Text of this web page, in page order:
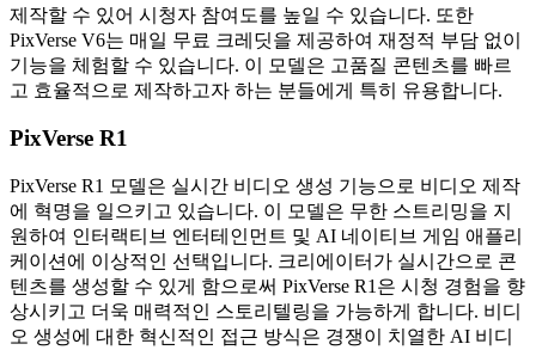
제작할 수 있어 시청자 참여도를 높일 수 있습니다. 또한
PixVerse V6는 매일 무료 크레딧을 제공하여 재정적 부담 없이
기능을 체험할 수 있습니다. 이 모델은 고품질 콘텐츠를 빠르
고 효율적으로 제작하고자 하는 분들에게 특히 유용합니다.
PixVerse R1
PixVerse R1 모델은 실시간 비디오 생성 기능으로 비디오 제작
에 혁명을 일으키고 있습니다. 이 모델은 무한 스트리밍을 지
원하여 인터랙티브 엔터테인먼트 및 AI 네이티브 게임 애플리
케이션에 이상적인 선택입니다. 크리에이터가 실시간으로 콘
텐츠를 생성할 수 있게 함으로써 PixVerse R1은 시청 경험을 향
상시키고 더욱 매력적인 스토리텔링을 가능하게 합니다. 비디
오 생성에 대한 혁신적인 접근 방식은 경쟁이 치열한 AI 비디